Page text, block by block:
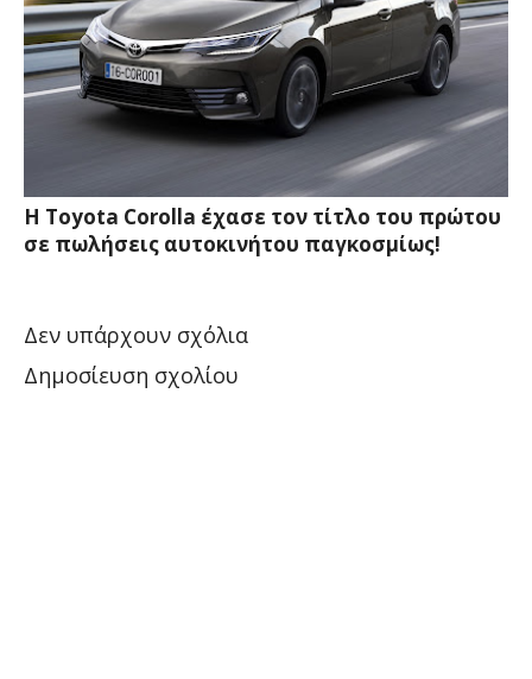
Η Toyota Corolla έχασε τον τίτλο του πρώτου
σε πωλήσεις αυτοκινήτου παγκοσμίως!
Δεν υπάρχουν σχόλια
Δημοσίευση σχολίου